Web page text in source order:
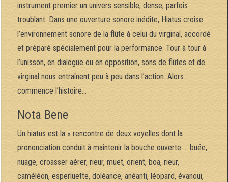
instrument premier un univers sensible, dense, parfois
troublant. Dans une ouverture sonore inédite, Hiatus croise
l’environnement sonore de la flûte à celui du virginal, accordé
et préparé spécialement pour la performance. Tour à tour à
l’unisson, en dialogue ou en opposition, sons de flûtes et de
virginal nous entraînent peu à peu dans l’action. Alors
commence l’histoire…
Nota Bene
Un hiatus est la « rencontre de deux voyelles dont la
prononciation conduit à maintenir la bouche ouverte … buée,
nuage, croasser aérer, rieur, muet, orient, boa, rieur,
caméléon, esperluette, doléance, anéanti, léopard, évanoui,